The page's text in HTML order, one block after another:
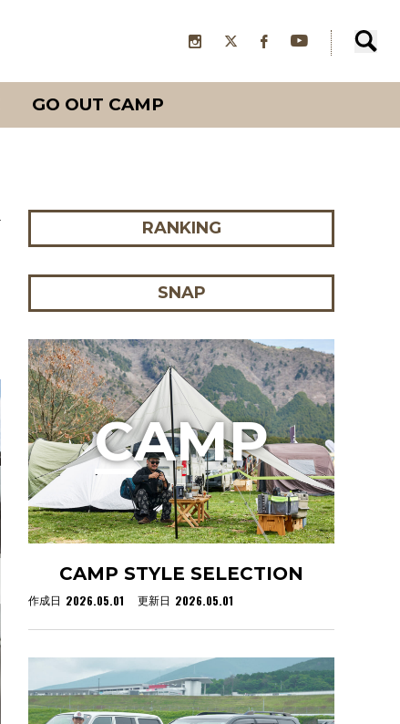
GO OUT CAMP
RANKING
SNAP
CAMP STYLE SELECTION
作成日 2026.05.01 更新日 2026.05.01
CAMP